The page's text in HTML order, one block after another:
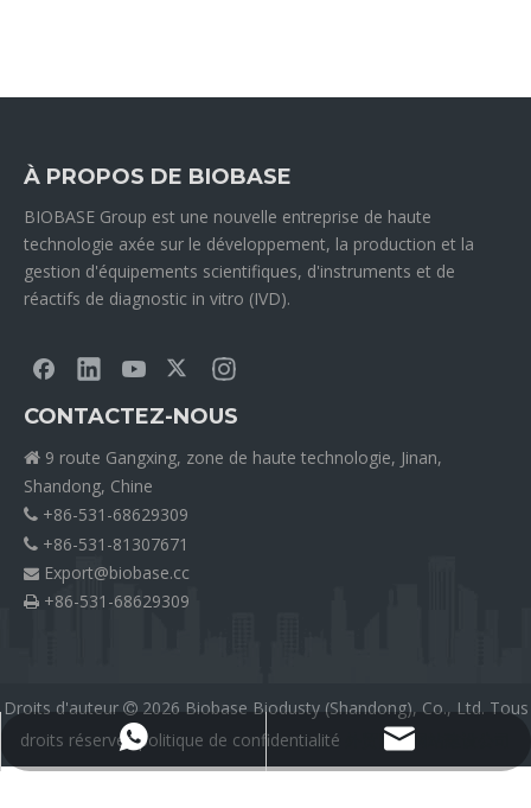
À PROPOS DE BIOBASE
BIOBASE Group est une nouvelle entreprise de haute
technologie axée sur le développement, la production et la
gestion d'équipements scientifiques, d'instruments et de
réactifs de diagnostic in vitro (IVD).
CONTACTEZ-NOUS
 9 route Gangxing, zone de haute technologie, Jinan,
Shandong, Chine
 +86-531-68629309
 +86-531-81307671
 Export@biobase.cc
 +86-531-68629309
+8615965313270
Export@biobase.cc
Droits d'auteur  2026 Biobase Biodusty (Shandong), Co., Ltd. Tous
droits réservéspolitique de confidentialité
外贸网站网站建设公司